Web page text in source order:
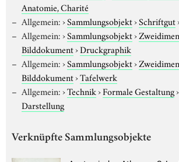
Anatomie, Charité
Allgemein:›Sammlungsobjekt›Schriftgut
Allgemein:›Sammlungsobjekt›
Bilddokument›Druckgraphik
Allgemein:›Sammlungsobjekt›
Bilddokument›Tafelwerk
Allgemein:›Technik›Formale Gestaltung›
Darstellung
Verknüpfte Sammlungsobjekte